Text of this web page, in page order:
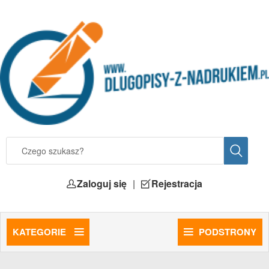
Zaloguj się | Rejestracja
KATEGORIE PODSTRONY